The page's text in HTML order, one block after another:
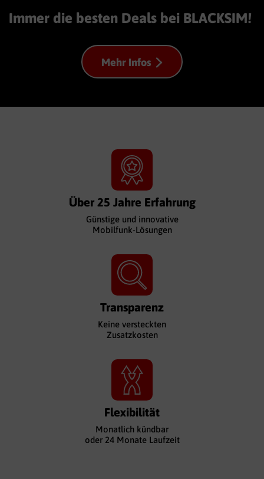
Immer die besten Deals bei BLACKSIM!
Mehr Infos
Über 25 Jahre Erfahrung
Günstige und innovative
Mobilfunk-Lösungen
Transparenz
Keine versteckten
Zusatzkosten
Flexibilität
Monatlich kündbar
oder 24 Monate Laufzeit